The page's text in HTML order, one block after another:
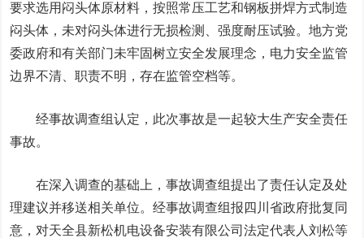
要求选用闷头体原材料，按照常压工艺和钢板拼焊方式制造
闷头体，未对闷头体进行无损检测、强度耐压试验。地方党
委政府和有关部门未牢固树立安全发展理念，电力安全监管
边界不清、职责不明，存在监管空档等。
经事故调查组认定，此次事故是一起较大生产安全责任
事故。
在深入调查的基础上，事故调查组提出了责任认定及处
理建议并移送相关单位。经事故调查组报四川省政府批复同
意，对天全县新松机电设备安装有限公司法定代表人刘松等